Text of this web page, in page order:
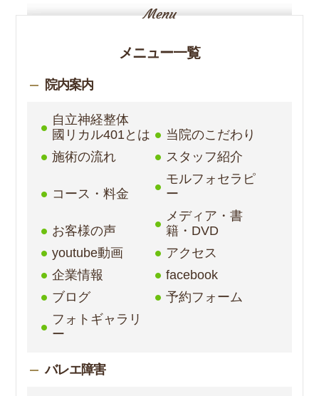
メニュー一覧
院内案内
自立神経整体
國リカル401とは
当院のこだわり
施術の流れ
スタッフ紹介
コース・料金
モルフォセラピ
ー
お客様の声
メディア・書
籍・DVD
youtube動画
アクセス
企業情報
facebook
ブログ
予約フォーム
フォトギャラリ
ー
バレエ障害